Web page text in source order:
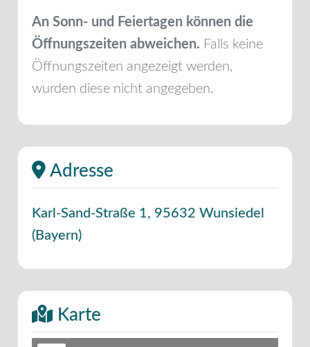
An Sonn- und Feiertagen können die
Öffnungszeiten abweichen. Falls keine
Öffnungszeiten angezeigt werden,
wurden diese nicht angegeben.
Adresse
Karl-Sand-Straße 1, 95632 Wunsiedel
(Bayern)
Karte